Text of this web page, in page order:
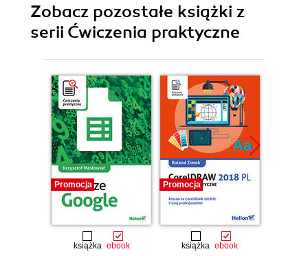
Zobacz pozostałe książki z
serii Ćwiczenia praktyczne
Promocja
książka ebook
Promocja
książka ebook